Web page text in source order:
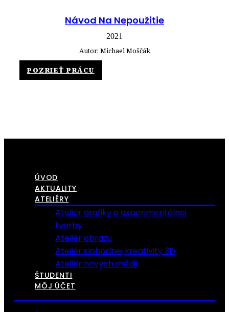
Návod Na Nepoužitie
2021
Autor: Michael Moščák
POZRIEŤ PRÁCU
ÚVOD
AKTUALITY
ATELIÉRY
Ateliér grafiky a experimentálnej
tvorby
Ateliér obrazu
Ateliér slobodnej kreativity 3D
Ateliér nových médií
ŠTUDENTI
MÔJ ÚČET